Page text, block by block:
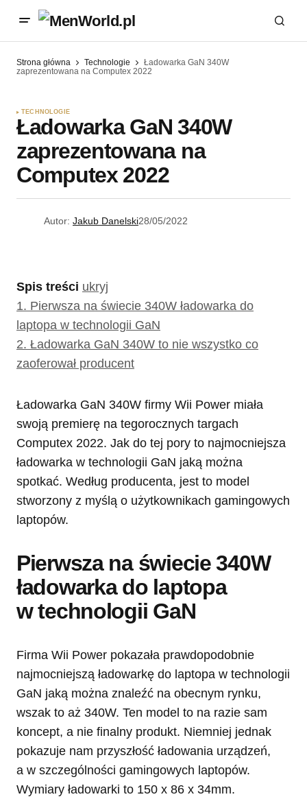
Strona główna Technologie
Ładowarka GaN 340W
zaprezentowana na Computex 2022
TECHNOLOGIE
Ładowarka GaN 340W
zaprezentowana na
Computex 2022
Autor: Jakub Danelski28/05/2022
Spis treści ukryj
1. Pierwsza na świecie 340W ładowarka do
laptopa w technologii GaN
2. Ładowarka GaN 340W to nie wszystko co
zaoferował producent
Ładowarka GaN 340W firmy Wii Power miała
swoją premierę na tegorocznych targach
Computex 2022. Jak do tej pory to najmocniejsza
ładowarka w technologii GaN jaką można
spotkać. Według producenta, jest to model
stworzony z myślą o użytkownikach gamingowych
laptopów.
Pierwsza na świecie 340W
ładowarka do laptopa
w technologii GaN
Firma Wii Power pokazała prawdopodobnie
najmocniejszą ładowarkę do laptopa w technologii
GaN jaką można znaleźć na obecnym rynku,
wszak to aż 340W. Ten model to na razie sam
koncept, a nie finalny produkt. Niemniej jednak
pokazuje nam przyszłość ładowania urządzeń,
a w szczególności gamingowych laptopów.
Wymiary ładowarki to 150 x 86 x 34mm.